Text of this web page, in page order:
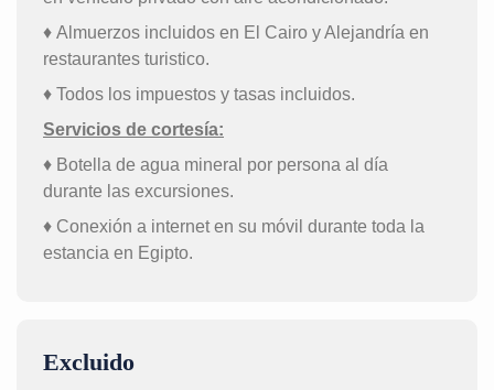
♦ Almuerzos incluidos en El Cairo y Alejandría en
restaurantes turistico.
♦ Todos los impuestos y tasas incluidos.
Servicios de cortesía:
♦ Botella de agua mineral por persona al día
durante las excursiones.
♦ Conexión a internet en su móvil durante toda la
estancia en Egipto.
Excluido